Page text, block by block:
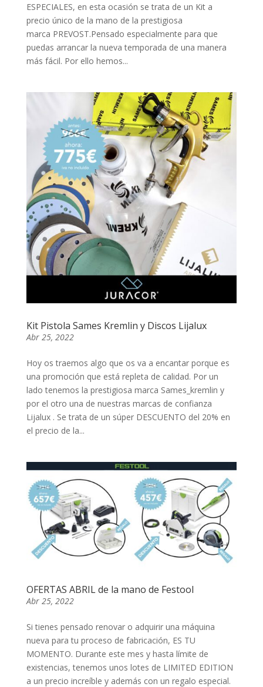
ESPECIALES, en esta ocasión se trata de un Kit a
precio único de la mano de la prestigiosa
marca PREVOST.Pensado especialmente para que
puedas arrancar la nueva temporada de una manera
más fácil. Por ello hemos...
Kit Pistola Sames Kremlin y Discos Lijalux
Abr 25, 2022
Hoy os traemos algo que os va a encantar porque es
una promoción que está repleta de calidad. Por un
lado tenemos la prestigiosa marca Sames_kremlin y
por el otro una de nuestras marcas de confianza
Lijalux . Se trata de un súper DESCUENTO del 20% en
el precio de la...
OFERTAS ABRIL de la mano de Festool
Abr 25, 2022
Si tienes pensado renovar o adquirir una máquina
nueva para tu proceso de fabricación, ES TU
MOMENTO. Durante este mes y hasta límite de
existencias, tenemos unos lotes de LIMITED EDITION
a un precio increíble y además con un regalo especial.